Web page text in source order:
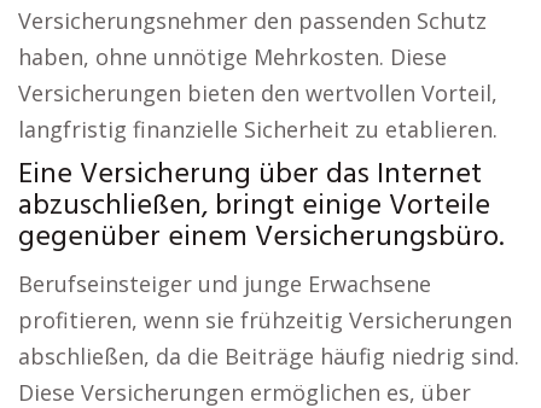
Versicherungsnehmer den passenden Schutz
haben, ohne unnötige Mehrkosten. Diese
Versicherungen bieten den wertvollen Vorteil,
langfristig finanzielle Sicherheit zu etablieren.
Eine Versicherung über das Internet
abzuschließen, bringt einige Vorteile
gegenüber einem Versicherungsbüro.
Berufseinsteiger und junge Erwachsene
profitieren, wenn sie frühzeitig Versicherungen
abschließen, da die Beiträge häufig niedrig sind.
Diese Versicherungen ermöglichen es, über